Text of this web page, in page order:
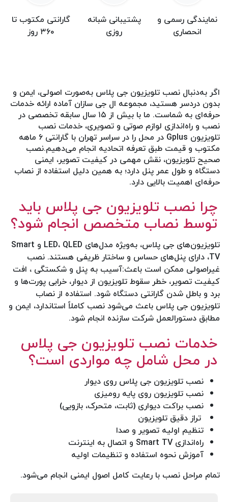
نمایندگی رسمی و
انحصاری
پشتیبانی شبانه
روزی
گارانتی مکتوب تا
۳۶۰ روز
اگر به‌دنبال نصب تلویزیون جی پلاس به‌صورت اصولی، ایمن و
بدون دردسر هستید، مجموعه ال جی سازان آماده ارائه خدمات
حرفه‌ای به شماست. ما با بیش از ۱۵ سال سابقه تخصصی در
نصب و راه‌اندازی لوازم صوتی و تصویری، خدمات نصب
تلویزیون Gplus در محل را در سراسر تهران با گارانتی ۶ ماهه
مکتوب و قیمت طبق تعرفه اتحادیه انجام می‌دهیم.نصب
صحیح تلویزیون، نقش مهمی در کیفیت تصویر، ایمنی
دستگاه و طول عمر پنل دارد؛ به همین دلیل استفاده از نصاب
حرفه‌ای اهمیت بالایی دارد.
چرا نصب تلویزیون جی پلاس باید
توسط نصاب متخصص انجام شود؟
تلویزیون‌های جی پلاس، به‌ویژه مدل‌های LED، QLED و Smart
TV، دارای پنل‌های حساس و ساختار ظریفی هستند. نصب
غیراصولی ممکن است باعث:آسیب به پنل و شکستگی ، افت
کیفیت تصویر، خطر سقوط تلویزیون از دیوار، خرابی پورت‌ها و
برد و باطل شدن گارانتی دستگاه شود. استفاده از نصاب
تلویزیون جی پلاس باعث می‌شود نصب کاملاً استاندارد، ایمن و
مطابق دستورالعمل شرکت سازنده انجام شود.
خدمات نصب تلویزیون جی پلاس
در محل شامل چه مواردی است؟
نصب تلویزیون جی پلاس روی دیوار
نصب تلویزیون روی پایه رومیزی
نصب براکت دیواری (ثابت، متحرک، بازویی)
تراز دقیق تلویزیون
تنظیم اولیه تصویر و صدا
راه‌اندازی Smart TV و اتصال به اینترنت
آموزش نحوه استفاده و تنظیمات اولیه
تمام مراحل نصب با رعایت کامل اصول ایمنی انجام می‌شود.